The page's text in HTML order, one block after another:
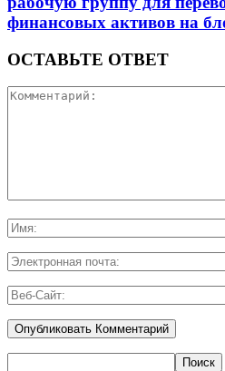
финансовых активов на
ОСТАВЬТЕ ОТВЕТ